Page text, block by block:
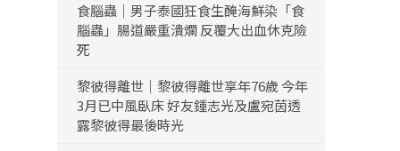
食腦蟲｜男子泰國狂食生醃海鮮染「食
腦蟲」腸道嚴重潰爛 反覆大出血休克險
死
黎彼得離世｜黎彼得離世享年76歲 今年
3月已中風臥床 好友鍾志光及盧宛茵透
露黎彼得最後時光